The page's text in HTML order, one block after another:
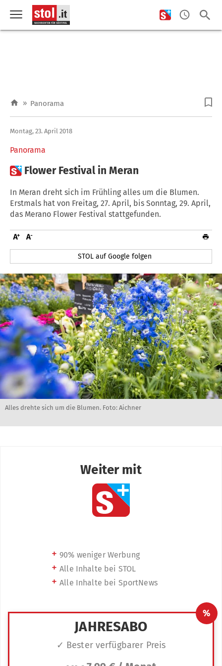
» Panorama
Panorama
Montag, 23. April 2018
 Flower Festival in Meran
In Meran dreht sich im Frühling alles um die Blumen.
Erstmals hat von Freitag, 27. April, bis Sonntag, 29. April,
das Merano Flower Festival stattgefunden.
STOL auf Google folgen
Alles drehte sich um die Blumen. Foto: Aichner